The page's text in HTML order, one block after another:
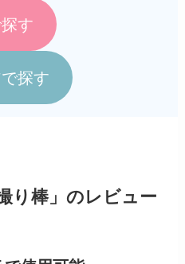
す
探す
り棒」のレビュー